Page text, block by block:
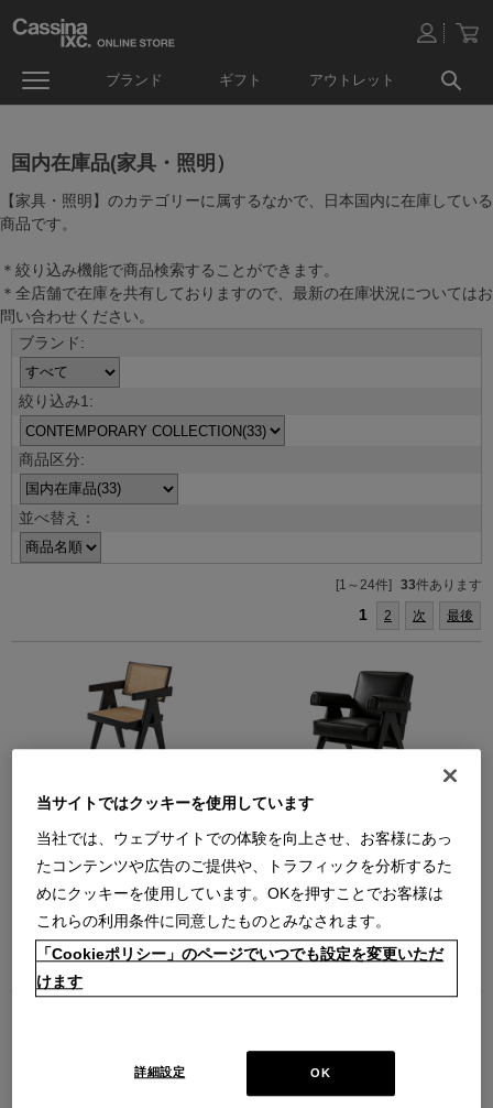
ブランド ギフト アウトレット
国内在庫品(家具・照明）
【家具・照明】のカテゴリーに属するなかで、日本国内に在庫している
商品です。
＊絞り込み機能で商品検索することができます。
＊全店舗で在庫を共有しておりますので、最新の在庫状況についてはお
問い合わせください。
並べ替え：
[1～24件] 33件あります
1 2 次 最後
051-21 CAPITOL COMPLEX
ーク材ブラック/背座＝籐
ス チェア アームチェア
【在庫品】
￥638,000
在庫：残りわずか
053 CAPITOL COMPLEX
NERO）
ARMCHAIR.pdf）
キャピトル コンプレックス アーム
チェア ラウンジチェア
￥1,199,000
当サイトではクッキーを使用しています
当社では、ウェブサイトでの体験を向上させ、お客様にあっ
たコンテンツや広告のご提供や、トラフィックを分析するた
めにクッキーを使用しています。OKを押すことでお客様は
これらの利用条件に同意したものとみなされます。
「Cookieポリシー」のページでいつでも設定を変更いただ
けます
OK
詳細設定